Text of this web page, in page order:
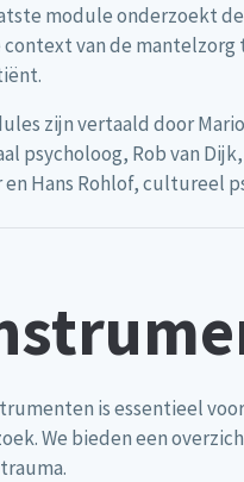
module onderzoekt
van de
zijn vertaald door
psycholoog, Rob van
Hans Rohlof, cultureel
is essentieel
We bieden een